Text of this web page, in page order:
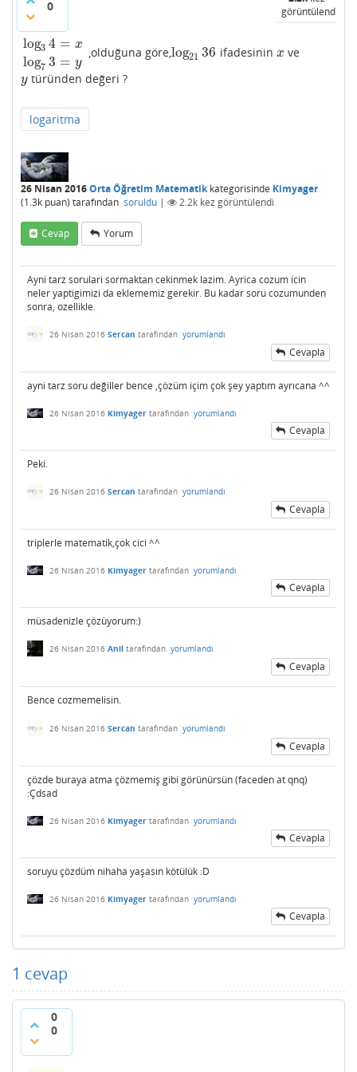
0
görüntülendi
log3 4 = x
log7 3 = y
log34 = log7 3=y
,olduğuna göre,log21 36
log21 36 ifadesinin x
x ve
y
ytüründen değeri ?
logaritma
26 Nisan 2016Orta Öğretim Matematikkategorisinde Kimyager
(1.3k puan) tarafından soruldu | 2.2k kez görüntülendi
Cevap Yorum
Ayni tarz sorulari sormaktan cekinmek lazim. Ayrica cozum icin
neler yaptigimizi da eklememiz gerekir. Bu kadar soru cozumunden
sonra, ozellikle.
26 Nisan 2016 Sercan tarafından yorumlandı
Cevapla
ayni tarz soru değiller bence ,çözüm içim çok şey yaptım ayrıcana ^^
26 Nisan 2016 Kimyager tarafından yorumlandı
Cevapla
Peki.
26 Nisan 2016 Sercan tarafından yorumlandı
Cevapla
triplerle matematik,çok cici ^^
26 Nisan 2016 Kimyager tarafından yorumlandı
Cevapla
müsadenizle çözüyorum:)
26 Nisan 2016 Anil tarafından yorumlandı
Cevapla
Bence cozmemelisin.
26 Nisan 2016 Sercan tarafından yorumlandı
Cevapla
çözde buraya atma çözmemiş gibi görünürsün (faceden at qnq)
:Çdsad
26 Nisan 2016 Kimyager tarafından yorumlandı
Cevapla
soruyu çözdüm nihaha yaşasın kötülük :D
26 Nisan 2016 Kimyager tarafından yorumlandı
Cevapla
1 cevap
0
0